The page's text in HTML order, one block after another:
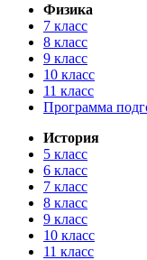
Физика
7 класс
8 класс
9 класс
10 класс
11 класс
Программа
История
5 класс
6 класс
7 класс
8 класс
9 класс
10 класс
11 класс